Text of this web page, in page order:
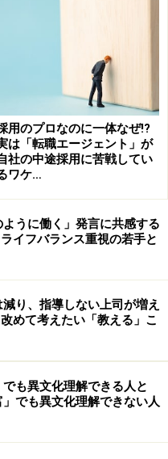
の選び方を伝授！必見で
新の内容をご確認くださ
次のページへ
用のプロなのに一体なぜ!?
は「転職エージェント」が
社の中途採用に苦戦してい
ワケ…
うに働く」発言に共感する
イフバランス重視の若手と
り、指導しない上司が増え
めて考えたい「教える」こ
でも異文化理解できる人と
」でも異文化理解できない人